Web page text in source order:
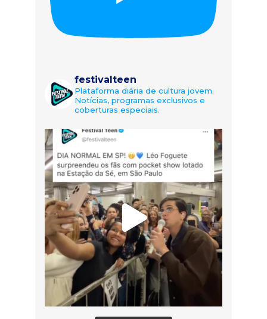
festivalteen
Plataforma diária de cultura jovem.
Notícias, programas exclusivos e
coberturas especiais.